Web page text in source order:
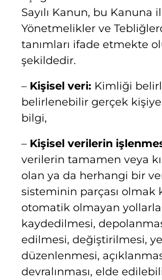
Sayılı Kanun, bu Kanuna
Yönetmelikler ve
tanımları ifade etmekte
şekildedir.
– Kişisel veri: Kimliği
belirlenebilir gerçek
bilgi,
– Kişisel verilerin
verilerin tamamen veya
olan ya da herhangi bir
sisteminin parçası olmak
otomatik olmayan
kaydedilmesi,
edilmesi, değiştirilmesi,
düzenlenmesi,
devralınması, elde